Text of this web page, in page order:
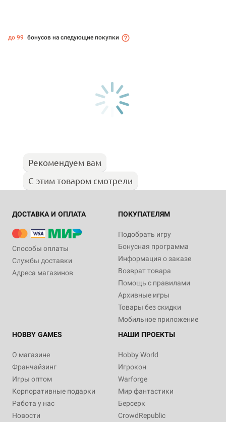
до 99 бонусов на следующие покупки
Рекомендуем вам
С этим товаром смотрели
ДОСТАВКА И ОПЛАТА
Способы оплаты
Службы доставки
Адреса магазинов
ПОКУПАТЕЛЯМ
Подобрать игру
Бонусная программа
Информация о заказе
Возврат товара
Помощь с правилами
Архивные игры
Товары без скидки
Мобильное приложение
HOBBY GAMES
О магазине
Франчайзинг
Игры оптом
Корпоративные подарки
Работа у нас
Новости
НАШИ ПРОЕКТЫ
Hobby World
Игрокон
Warforge
Мир фантастики
Берсерк
CrowdRepublic